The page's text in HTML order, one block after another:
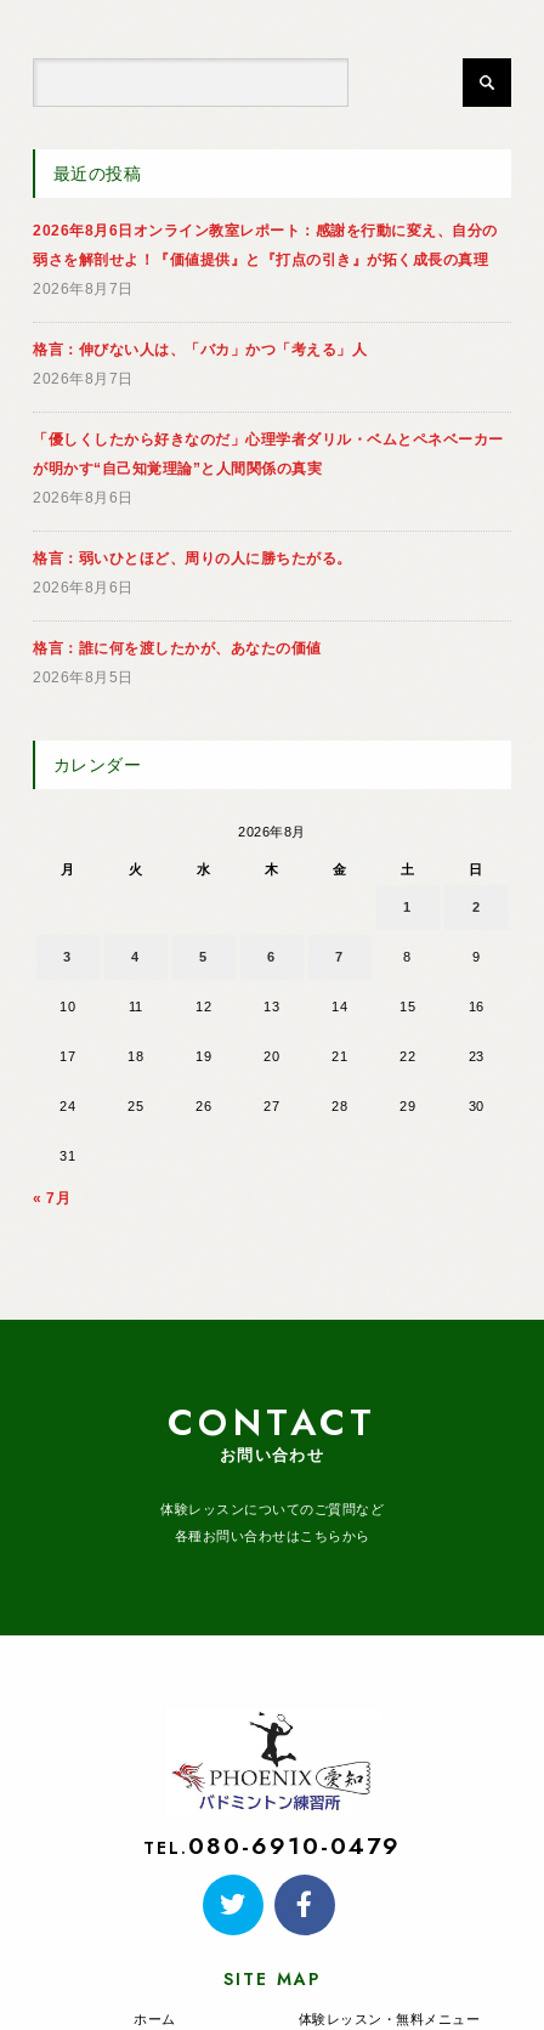
最近の投稿
2026年8月6日オンライン教室レポート：感謝を行動に変え、自分の
弱さを解剖せよ！『価値提供』と『打点の引き』が拓く成長の真理
2026年8月7日
格言：伸びない人は、「バカ」かつ「考える」人
2026年8月7日
「優しくしたから好きなのだ」心理学者ダリル・ベムとペネベーカー
が明かす“自己知覚理論”と人間関係の真実
2026年8月6日
格言：弱いひとほど、周りの人に勝ちたがる。
2026年8月6日
格言：誰に何を渡したかが、あなたの価値
2026年8月5日
カレンダー
2026年8月
月 火 水 木 金 土 日
1 2
3 4 5 6 7 8 9
10 11 12 13 14 15 16
17 18 19 20 21 22 23
24 25 26 27 28 29 30
31
« 7月
CONTACT
お問い合わせ
体験レッスンについてのご質問など
各種お問い合わせはこちらから
TEL. 080-6910-0479
SITE MAP
ホーム 体験レッスン・無料メニュー